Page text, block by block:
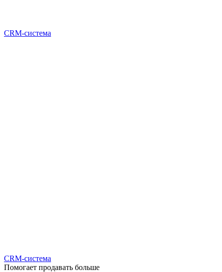
CRM-система
CRM-система
Помогает продавать больше